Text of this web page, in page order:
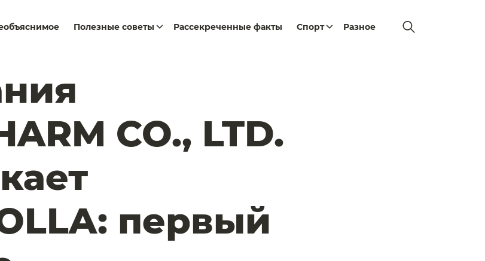
Полезные советы Рассекреченные факты Спорт Разное
CO., LTD.
первый